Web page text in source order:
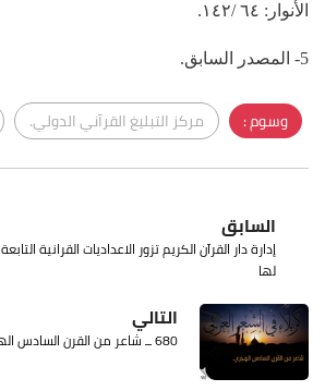
الأنوار: ٦٤ /١٤٢.
5- المصدر السابق.
وسوم : مركز التبليغ القرآني الدولي.
السابق
إدارة دار القرآن الكريم تزور الاعداديات القرانية التابعة
لها
التالي
680 ــ شاعر من القرن السادس الهجري